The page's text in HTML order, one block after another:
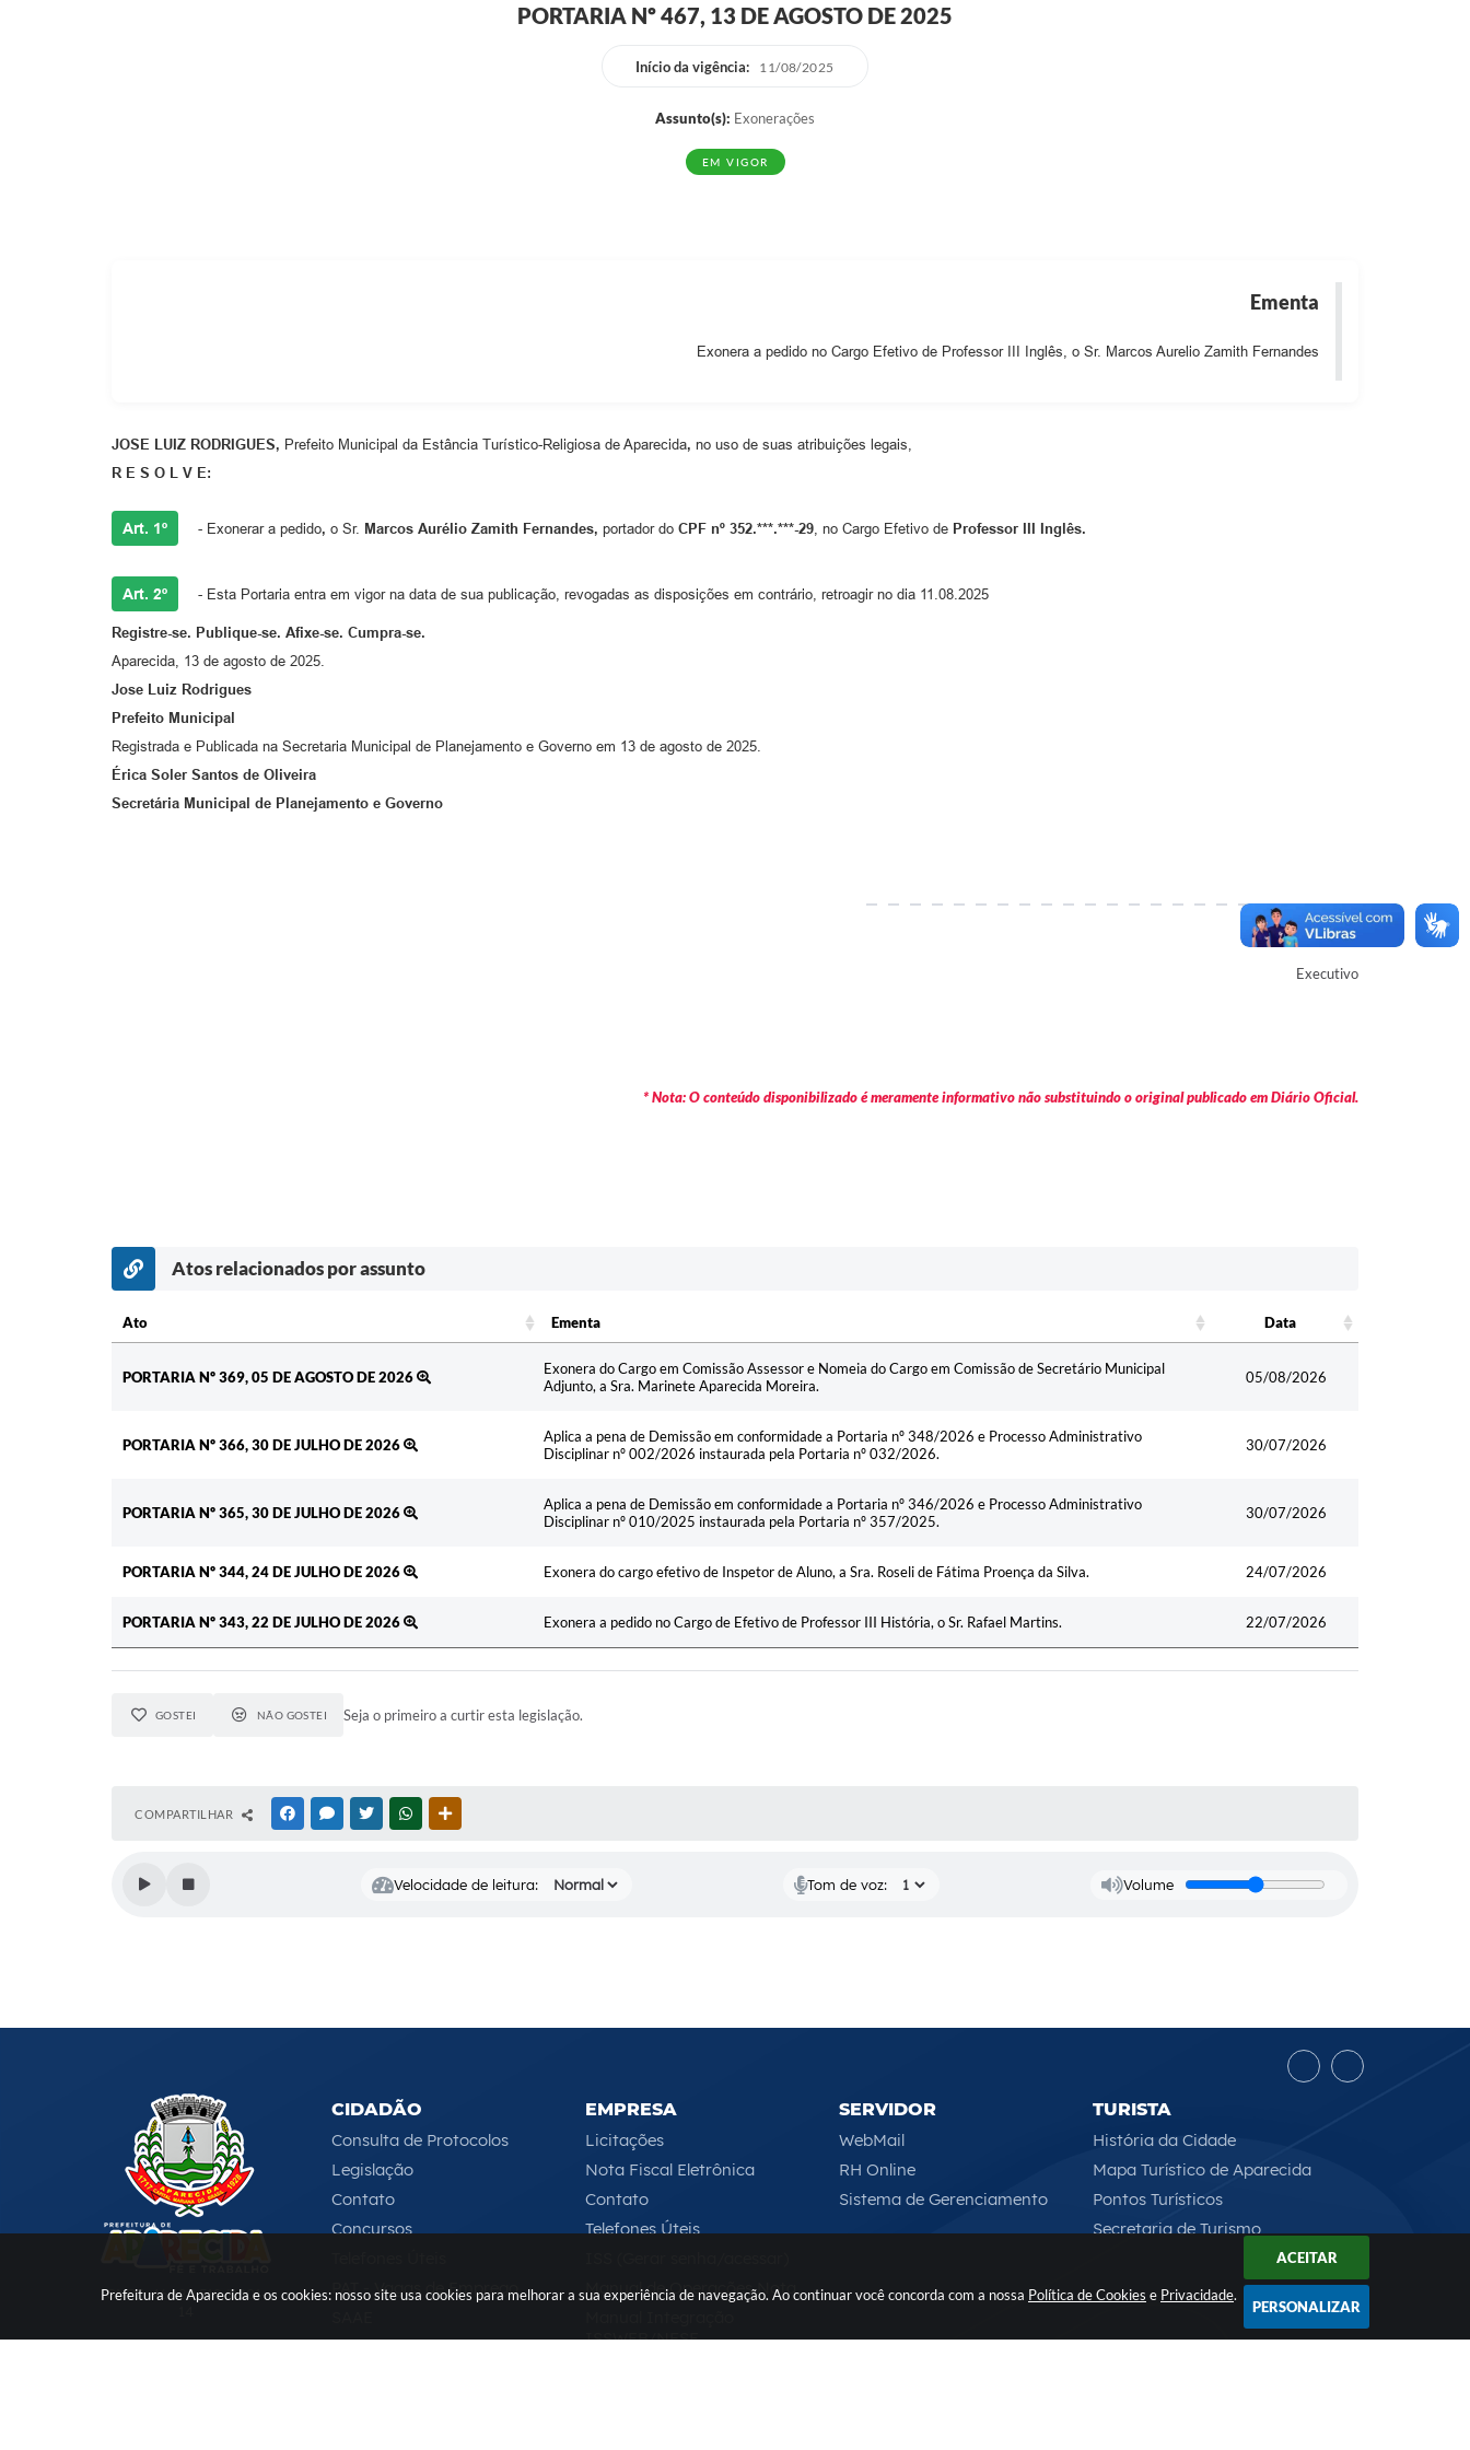
Prefeitura de Aparecida e os cookies: nosso site usa cookies para melhorar a sua experiência de navegação. Ao continuar você concorda com a nossa Política de Cookies e Privacidade.
ACEITAR
PERSONALIZAR
EDITAIS
PORTARIA Nº 467, 13 DE AGOSTO DE 2025
Início da vigência: 11/08/2025
Assunto(s): Exonerações
EM VIGOR
Ementa
Exonera a pedido no Cargo Efetivo de Professor III Inglês, o Sr. Marcos Aurelio Zamith Fernandes
JOSE LUIZ RODRIGUES, Prefeito Municipal da Estância Turístico-Religiosa de Aparecida, no uso de suas atribuições legais,
R E S O L V E:
Art. 1º - Exonerar a pedido, o Sr. Marcos Aurélio Zamith Fernandes, portador do CPF nº 352.***.***-29, no Cargo Efetivo de Professor III Inglês.
Art. 2º - Esta Portaria entra em vigor na data de sua publicação, revogadas as disposições em contrário, retroagir no dia 11.08.2025
Registre-se. Publique-se. Afixe-se. Cumpra-se.
Aparecida, 13 de agosto de 2025.
Jose Luiz Rodrigues
Prefeito Municipal
Registrada e Publicada na Secretaria Municipal de Planejamento e Governo em 13 de agosto de 2025.
Érica Soler Santos de Oliveira
Secretária Municipal de Planejamento e Governo
Autor
Executivo
* Nota: O conteúdo disponibilizado é meramente informativo não substituindo o original publicado em Diário Oficial.
Atos relacionados por assunto
Ato Ementa
Data
PORTARIA Nº 369, 05 DE AGOSTO DE 2026
Exonera do Cargo em Comissão Assessor e Nomeia do Cargo em Comissão de Secretário Municipal
Adjunto, a Sra. Marinete Aparecida Moreira.
05/08/2026
PORTARIA Nº 366, 30 DE JULHO DE 2026
Aplica a pena de Demissão em conformidade a Portaria nº 348/2026 e Processo Administrativo
Disciplinar nº 002/2026 instaurada pela Portaria nº 032/2026.
30/07/2026
PORTARIA Nº 365, 30 DE JULHO DE 2026
Aplica a pena de Demissão em conformidade a Portaria nº 346/2026 e Processo Administrativo
Disciplinar nº 010/2025 instaurada pela Portaria nº 357/2025.
30/07/2026
PORTARIA Nº 344, 24 DE JULHO DE 2026 Exonera do cargo efetivo de Inspetor de Aluno, a Sra. Roseli de Fátima Proença da Silva. 24/07/2026
PORTARIA Nº 343, 22 DE JULHO DE 2026 Exonera a pedido no Cargo de Efetivo de Professor III História, o Sr. Rafael Martins. 22/07/2026
GOSTEI NÃO GOSTEI Seja o primeiro a curtir esta legislação.
COMPARTILHAR FACEBOOKMESSENGER
TWITTERWHATSAPP
Velocidade de leitura: Tom de voz: Volume
CNPJ: 46.680.518/0001-
CIDADÃO
Consulta de Protocolos
Legislação
Contato
Concursos
PAT - Vagas de Emprego
Serviços Online
EMPRESA
Licitações
Nota Fiscal Eletrônica
Contato
Telefones Úteis
Manual de Operações Nota
ISSWEB/NFSE
SERVIDOR
WebMail
RH Online
Sistema de Gerenciamento
TURISTA
História da Cidade
Mapa Turístico de Aparecida
Pontos Turísticos
Secretaria de Turismo